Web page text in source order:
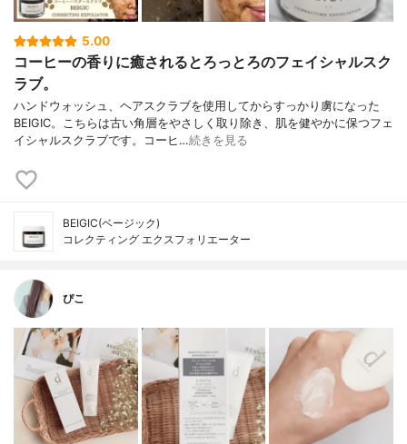
5.00
コーヒーの香りに癒されるとろっとろのフェイシャルスク
ラブ。
ハンドウォッシュ、ヘアスクラブを使用してからすっかり虜になった
BEIGIC。こちらは古い角層をやさしく取り除き、肌を健やかに保つフェ
イシャルスクラブです。コーヒ…続きを見る
BEIGIC(ベージック)
コレクティング エクスフォリエーター
ぴこ